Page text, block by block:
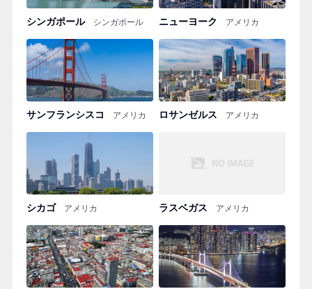
シンガポール シンガポール ニューヨーク アメリカ
サンフランシスコ アメリカ ロサンゼルス アメリカ
シカゴ アメリカ ラスベガス アメリカ